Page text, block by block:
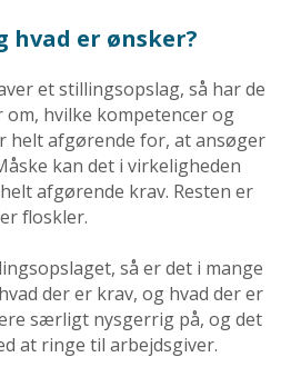
hvad er ønsker?
et stillingsopslag, så har de
hvilke kompetencer og
helt afgørende for, at ansøger
kan det i virkeligheden
afgørende krav. Resten er
floskler.
så er det i mange
der er krav, og hvad der er
særligt nysgerrig på, og det
at ringe til arbejdsgiver.